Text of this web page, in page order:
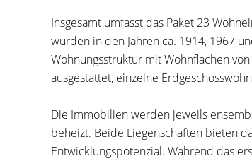
Insgesamt umfasst das Paket 23
wurden in den Jahren ca. 1914, 1967
Wohnungsstruktur mit Wohnflächen
ausgestattet, einzelne
Die Immobilien werden jeweils
beheizt. Beide Liegenschaften bieten
Entwicklungspotenzial. Während das